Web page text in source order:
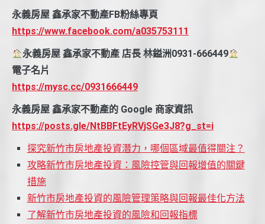
永義房屋 鑫承家不動產FB粉絲專頁
https://www.facebook.com/a035753111
永義房屋 鑫承家不動產 店長 林鎰洲0931-666449
電子名片
https://mysc.cc/0931666449
永義房屋 鑫承家不動產的 Google 商家資訊
https://posts.gle/NtBBFtEyRVjSGe3J8?g_st=i
探究新竹市房地產投資潛力，哪個區域最值得關注？
攻略新竹市房地產投資：風險控管與回報增值的關鍵
措施
新竹市房地產投資的風險管理策略與回報最佳化方法
了解新竹市房地產投資的風險和回報指標